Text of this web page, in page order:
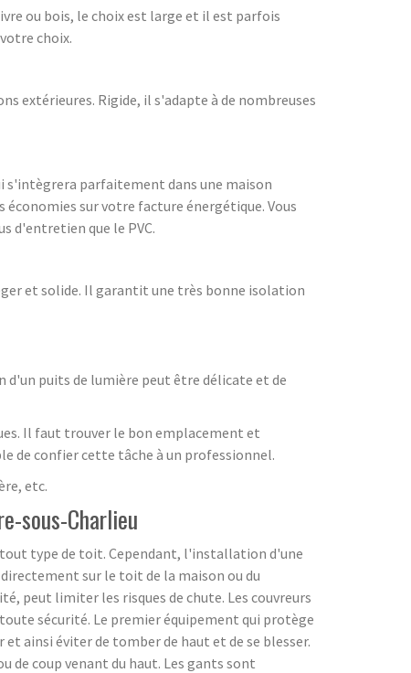
ou bois, le choix est large et il est parfois
choix.
extérieures. Rigide, il s'adapte à de nombreuses
s'intègrera parfaitement dans une maison
sur votre facture énergétique. Vous
d'entretien que le PVC.
et solide. Il garantit une très bonne isolation
puits de lumière peut être délicate et de
Il faut trouver le bon emplacement et
de confier cette tâche à un professionnel.
etc.
sous-Charlieu
type de toit. Cependant, l'installation d'une
sur le toit de la maison ou du
peut limiter les risques de chute. Les couvreurs
sécurité. Le premier équipement qui protège
ainsi éviter de tomber de haut et de se blesser.
de coup venant du haut. Les gants sont